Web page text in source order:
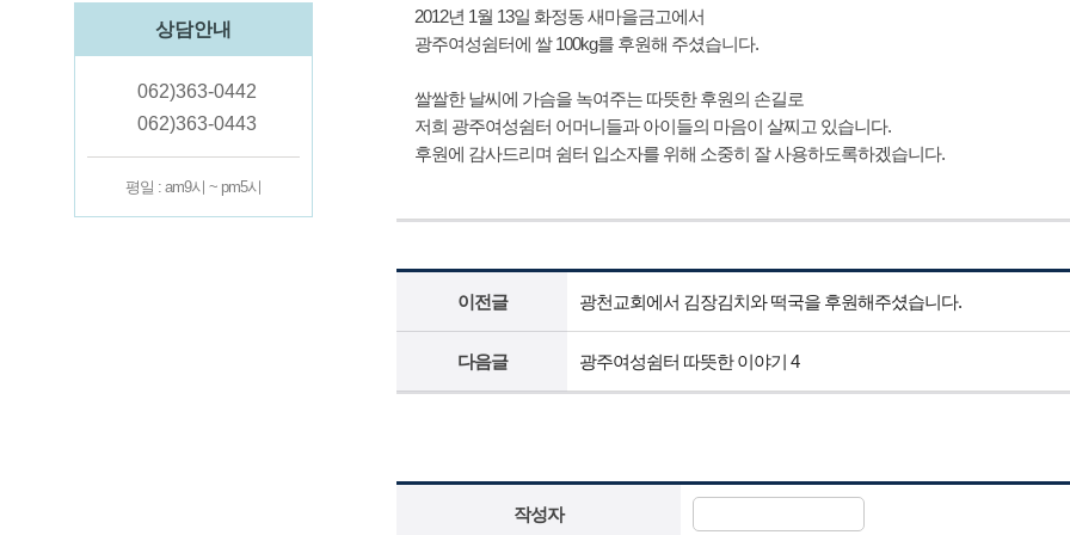
상담안내
062)363-0442
062)363-0443
평일 : am9시 ~ pm5시
2012년 1월 13일 화정동 새마을금고에서
광주여성쉼터에 쌀 100kg를 후원해 주셨습니다.
쌀쌀한 날씨에 가슴을 녹여주는 따뜻한 후원의 손길로
저희 광주여성쉼터 어머니들과 아이들의 마음이 살찌고 있습니다.
후원에 감사드리며 쉼터 입소자를 위해 소중히 잘 사용하도록하겠습니다.
이전글 광천교회에서 김장김치와 떡국을 후원해주셨습니다.
다음글 광주여성쉼터 따뜻한 이야기 4
작성자